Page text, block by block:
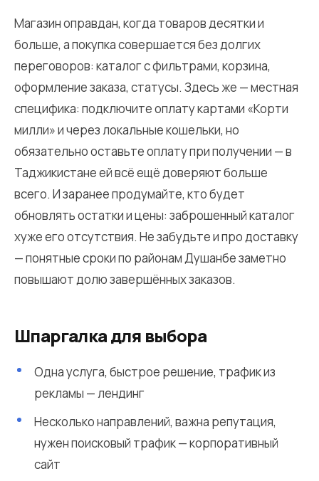
Магазин оправдан, когда товаров десятки и
больше, а покупка совершается без долгих
переговоров: каталог с фильтрами, корзина,
оформление заказа, статусы. Здесь же — местная
специфика: подключите оплату картами «Корти
милли» и через локальные кошельки, но
обязательно оставьте оплату при получении — в
Таджикистане ей всё ещё доверяют больше
всего. И заранее продумайте, кто будет
обновлять остатки и цены: заброшенный каталог
хуже его отсутствия. Не забудьте и про доставку
— понятные сроки по районам Душанбе заметно
повышают долю завершённых заказов.
Шпаргалка для выбора
Одна услуга, быстрое решение, трафик из
рекламы — лендинг
Несколько направлений, важна репутация,
нужен поисковый трафик — корпоративный
сайт